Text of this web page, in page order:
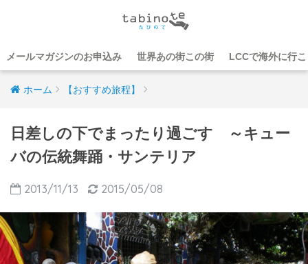
メールマガジンのお申込み 世界あの街この街 LCCで海外に行
ホーム 【おすすめ旅程】
日差しの下でまったり過ごす ～キュー
バの伝統舞踊・サンテリア
2013/11/13 2015/05/08